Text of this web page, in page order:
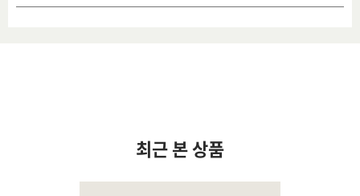
최근 본 상품